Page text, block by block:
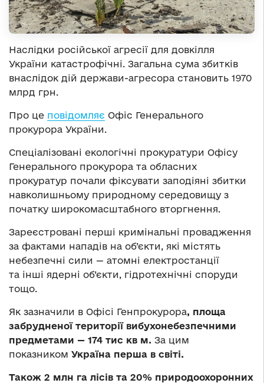
Наслідки російської агресії для довкілля
України катастрофічні. Загальна сума збитків
внаслідок дій держави-агресора становить 1970
млрд грн.
Про це повідомляє Офіс Генерального
прокурора України.
Спеціалізовані екологічні прокуратури Офісу
Генерального прокурора та обласних
прокуратур почали фіксувати заподіяні збитки
навколишньому природному середовищу з
початку широкомасштабного вторгнення.
Зареєстровані перші кримінальні провадження
за фактами нападів на об’єкти, які містять
небезпечні сили — атомні електростанції
та інші ядерні об’єкти, гідротехнічні споруди
тощо.
Як зазначили в Офісі Генпрокурора, площа
забрудненої території вибухонебезпечними
предметами — 174 тис кв м. За цим
показником Україна перша в світі.
Також 2 млн га лісів та 20% природоохоронних